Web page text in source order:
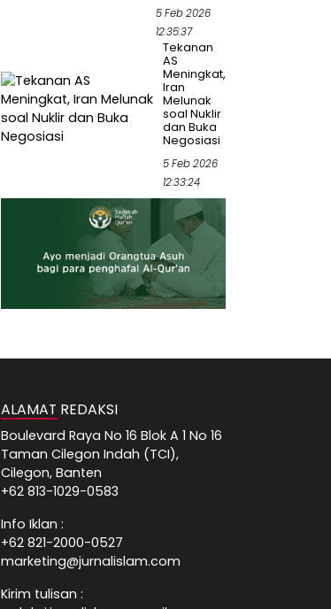
5 Feb 2026
12:35:37
Tekanan
AS
Meningkat,
Iran
Melunak
soal Nuklir
dan Buka
Negosiasi
5 Feb 2026
12:33:24
ALAMAT REDAKSI
Boulevard Raya No 16 Blok A 1 No 16
Taman Cilegon Indah (TCI),
Cilegon, Banten
+62 813-1029-0583
Info Iklan :
+62 821-2000-0527
marketing@jurnalislam.com
Kirim tulisan :